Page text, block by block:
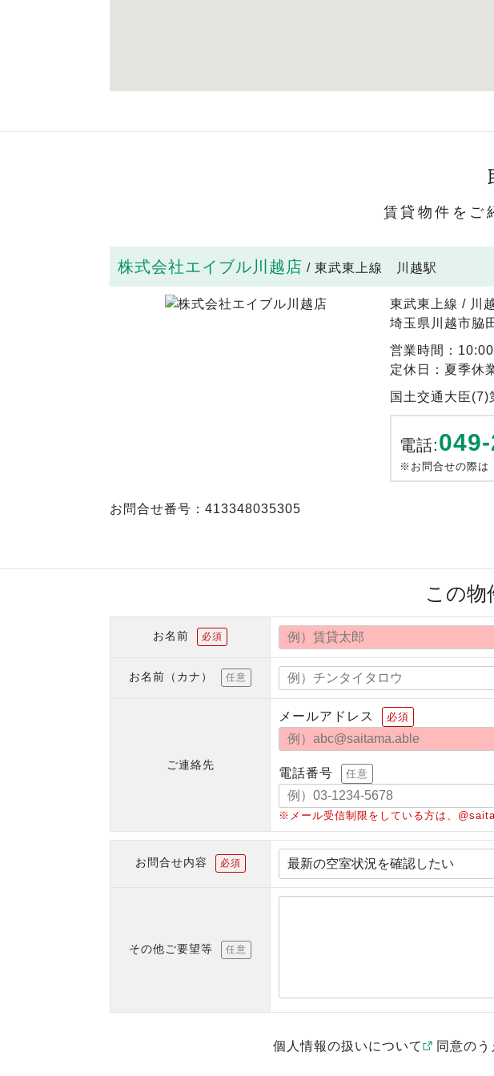
賃貸物件をご
株式会社エイブル川越店 / 東武東上線 川越駅
東武東上線 / 川
埼玉県川越市脇
営業時間：
定休日：夏季休
国土交通大臣(7)
電話:
※お問合せの際は
お問合せ番号：413348035305
この物
お名前 必須
お名前（カナ） 任意
ご連絡先
メールアドレス 必須
電話番号 任意
※メール受信制限をしている方は、
お問合せ内容 必須
その他ご要望等 任意
個人情報の扱いについて 同意の